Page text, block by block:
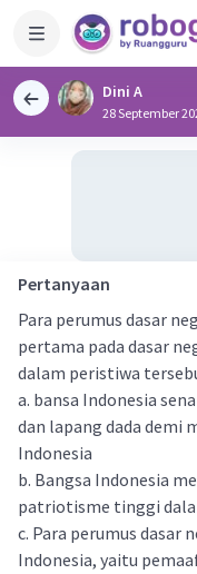
Dini A
28 September
Pertanyaan
Para perumus dasar
pertama pada dasar
dalam peristiwa
a. bansa Indonesia
dan lapang dada demi
Indonesia
b. Bangsa Indonesia
patriotisme tinggi
c. Para perumus dasar
Indonesia, yaitu